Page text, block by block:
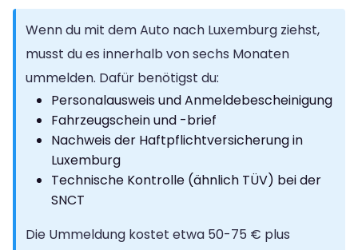
Wenn du mit dem Auto nach Luxemburg ziehst,
musst du es innerhalb von sechs Monaten
ummelden. Dafür benötigst du:
Personalausweis und Anmeldebescheinigung
Fahrzeugschein und -brief
Nachweis der Haftpflichtversicherung in
Luxemburg
Technische Kontrolle (ähnlich TÜV) bei der
SNCT
Die Ummeldung kostet etwa 50-75 € plus